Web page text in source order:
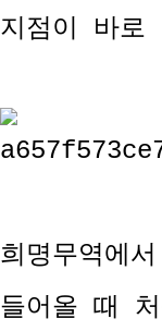
지점이 바로
희명무역에
들어올 때